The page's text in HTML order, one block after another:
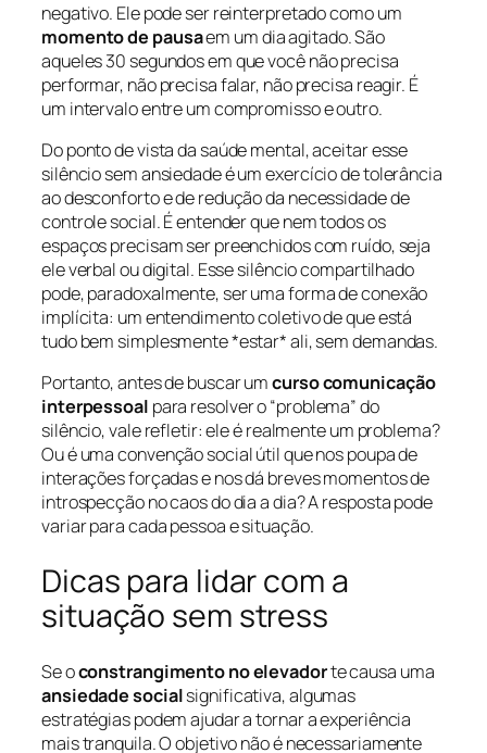
negativo. Ele pode ser reinterpretado como um
momento de pausaem um dia agitado. São
aqueles 30 segundos em que você não precisa
performar, não precisa falar, não precisa reagir. É
um intervalo entre um compromisso e outro.
Do ponto de vista da saúde mental, aceitar esse
silêncio sem ansiedade é um exercício de tolerância
ao desconforto e de redução da necessidade de
controle social. É entender que nem todos os
espaços precisam ser preenchidos com ruído, seja
ele verbal ou digital. Esse silêncio compartilhado
pode, paradoxalmente, ser uma forma de conexão
implícita: um entendimento coletivo de que está
tudo bem simplesmente *estar* ali, sem demandas.
Portanto, antes de buscar umcurso comunicação
interpessoal para resolver o “problema” do
silêncio, vale refletir: ele é realmente um problema?
Ou é uma convenção social útil que nos poupa de
interações forçadas e nos dá breves momentos de
introspecção no caos do dia a dia? A resposta pode
variar para cada pessoa e situação.
Dicas para lidar com a
situação sem stress
Se oconstrangimento no elevadorte causa uma
ansiedade socialsignificativa, algumas
estratégias podem ajudar a tornar a experiência
mais tranquila. O objetivo não é necessariamente